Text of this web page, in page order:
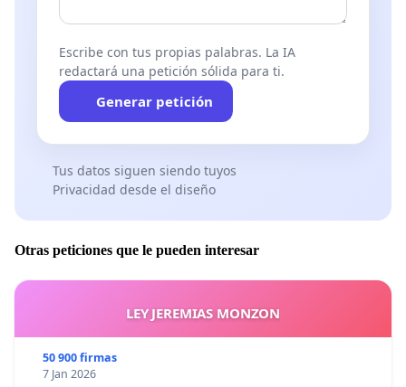
Escribe con tus propias palabras. La IA
redactará una petición sólida para ti.
Generar petición
Tus datos siguen siendo tuyos
Privacidad desde el diseño
Otras peticiones que le pueden interesar
LEY JEREMIAS MONZON
50 900 firmas
7 Jan 2026